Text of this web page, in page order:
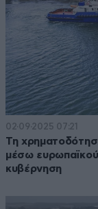
02·09·2025 07:21
Τη
μέσω ευρωπαϊκού
κυβέρνηση